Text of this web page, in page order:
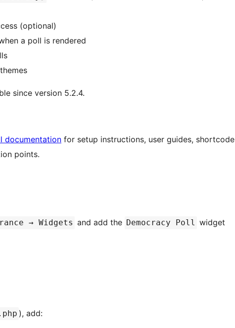
(optional)
a poll is rendered
since version 5.2.4.
documentation for setup instructions, user guides, shortcode
points.
→ Widgets and add the Democracy Poll widget
), add: